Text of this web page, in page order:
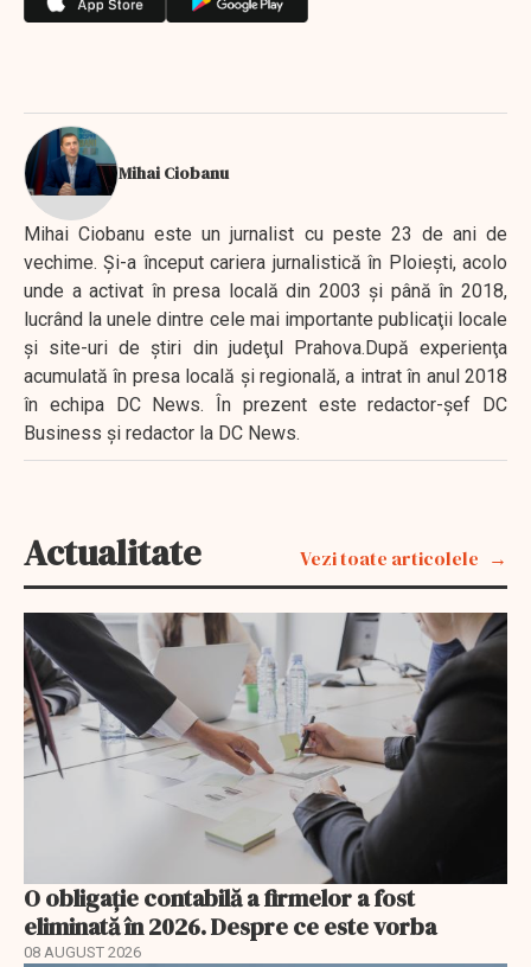
Mihai Ciobanu
Mihai Ciobanu este un jurnalist cu peste 23 de ani de
vechime. Şi-a început cariera jurnalistică în Ploieşti, acolo
unde a activat în presa locală din 2003 şi până în 2018,
lucrând la unele dintre cele mai importante publicaţii locale
şi site-uri de ştiri din judeţul Prahova.După experienţa
acumulată în presa locală şi regională, a intrat în anul 2018
în echipa DC News. În prezent este redactor-şef DC
Business şi redactor la DC News.
Actualitate Vezi toate articolele
O obligație contabilă a firmelor a fost
eliminată în 2026. Despre ce este vorba
08 AUGUST 2026